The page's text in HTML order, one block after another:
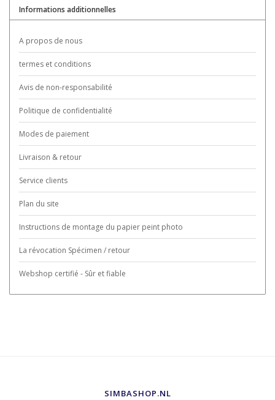
Informations additionnelles
A propos de nous
termes et conditions
Avis de non-responsabilité
Politique de confidentialité
Modes de paiement
Livraison & retour
Service clients
Plan du site
Instructions de montage du papier peint photo
La révocation Spécimen / retour
Webshop certifié - Sûr et fiable
SIMBASHOP.NL